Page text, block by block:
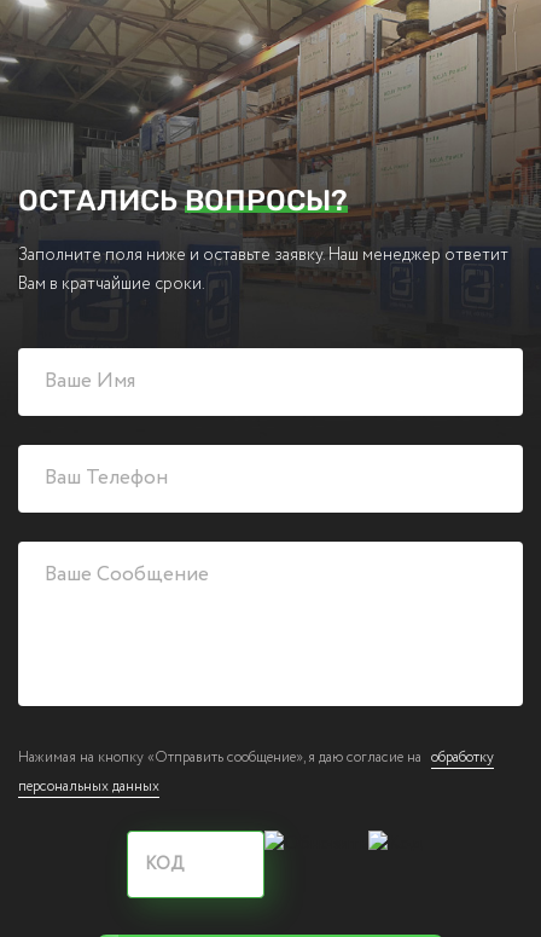
ОСТАЛИСЬВОПРОСЫ?
Заполните поля ниже и оставьте заявку. Наш менеджер ответит
Вам в кратчайшие сроки.
Нажимая на кнопку «Отправить сообщение», я даю согласие на обработку
персональных данных